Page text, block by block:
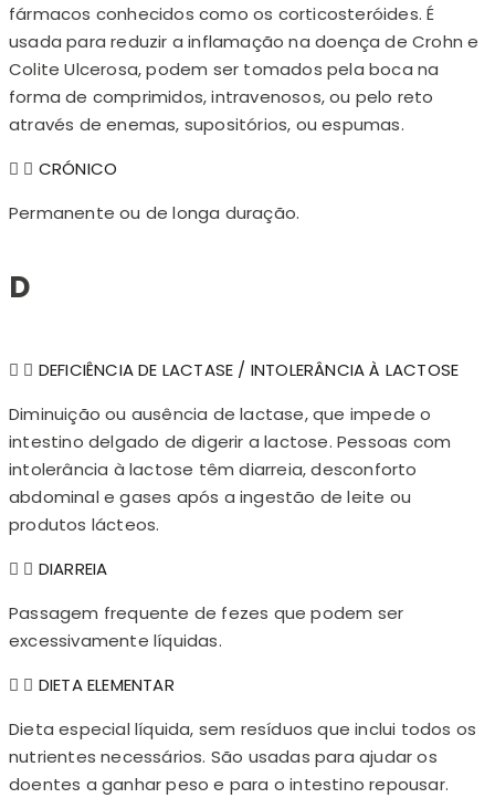
fármacos conhecidos como os corticosteróides. É
usada para reduzir a inflamação na doença de Crohn e
Colite Ulcerosa, podem ser tomados pela boca na
forma de comprimidos, intravenosos, ou pelo reto
através de enemas, supositórios, ou espumas.
CRÓNICO
Permanente ou de longa duração.
D
DEFICIÊNCIA DE LACTASE / INTOLERÂNCIA À LACTOSE
Diminuição ou ausência de lactase, que impede o
intestino delgado de digerir a lactose. Pessoas com
intolerância à lactose têm diarreia, desconforto
abdominal e gases após a ingestão de leite ou
produtos lácteos.
DIARREIA
Passagem frequente de fezes que podem ser
excessivamente líquidas.
DIETA ELEMENTAR
Dieta especial líquida, sem resíduos que inclui todos os
nutrientes necessários. São usadas para ajudar os
doentes a ganhar peso e para o intestino repousar.